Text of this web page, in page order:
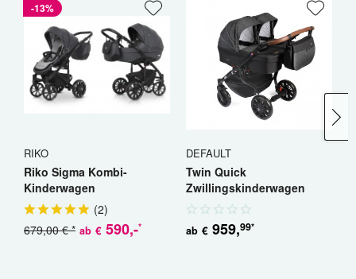
-13%
RIKO
Riko Sigma Kombi-
Kinderwagen
(2)
ab € 590,-*
679,00 € *
DEFAULT
Twin Quick
Zwillingskinderwagen
Geschwisterwagen
ab € 959,99*